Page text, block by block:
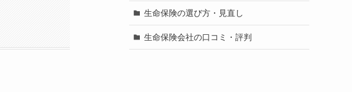
生命保険の選び方・見直し
生命保険会社の口コミ・評判